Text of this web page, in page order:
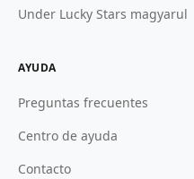
Under Lucky Stars magyarul
AYUDA
Preguntas frecuentes
Centro de ayuda
Contacto